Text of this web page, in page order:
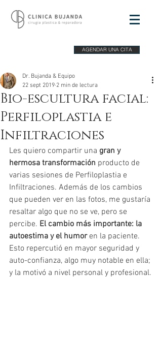
AGENDAR UNA CITA
Bio-escultura facial:
Perfiloplastia e
Infiltraciones
Dr. Bujanda & Equipo
22 sept 2019 2 min de lectura
Les quiero compartir una gran y
hermosa transformación producto de
varias sesiones de Perfiloplastia e
Infiltraciones. Además de los cambios
que pueden ver en las fotos, me gustaría
resaltar algo que no se ve, pero se
percibe. El cambio más importante: la
autoestima y el humor en la paciente.
Esto repercutió en mayor seguridad y
auto-confianza, algo muy notable en ella;
y la motivó a nivel personal y profesional.